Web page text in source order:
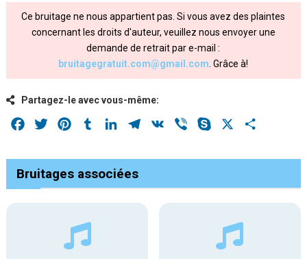
Ce bruitage ne nous appartient pas. Si vous avez des plaintes
concernant les droits d'auteur, veuillez nous envoyer une
demande de retrait par e-mail :
bruitagegratuit.com@gmail.com . Grâce à!
Partagez-le avec vous-même:
Facebook
Twitter PinterestTumblrLinkedInTelegram
VK Viber Skype
Bruitages associées